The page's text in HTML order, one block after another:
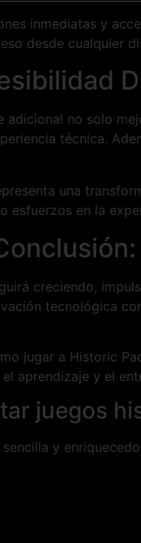
inmediatas y
desde cualquier
no solo
técnica.
una
esfuerzos en la
creciendo,
tecnológica
jugar a Historic
aprendizaje y el
y